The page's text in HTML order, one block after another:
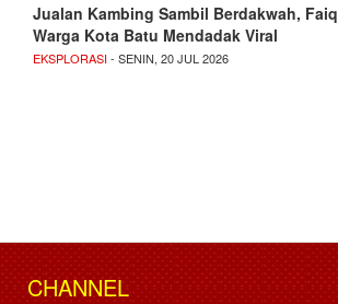
Jualan Kambing Sambil Berdakwah, Faiq
Warga Kota Batu Mendadak Viral
EKSPLORASI- SENIN, 20 JUL 2026
CHANNEL